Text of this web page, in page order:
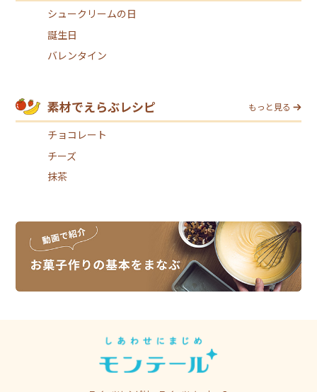
シュークリームの日
誕生日
バレンタイン
素材でえらぶレシピ もっと見る
チョコレート
チーズ
抹茶